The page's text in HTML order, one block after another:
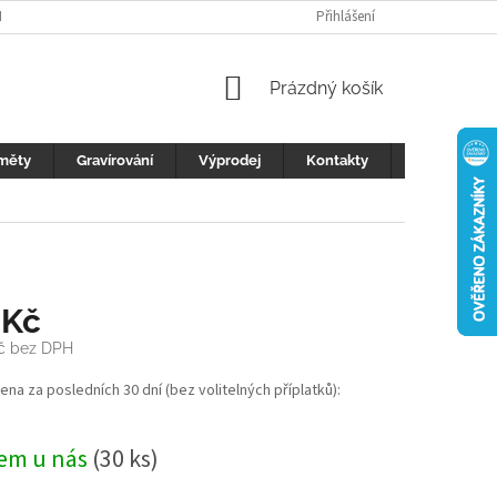
REKLAMACE
Přihlášení
NÁKUPNÍ
Prázdný košík
Gravírování Výprodej Kontakty
bez DPH
za posledních 30 dní (bez volitelných příplatků):
u nás (30 ks)